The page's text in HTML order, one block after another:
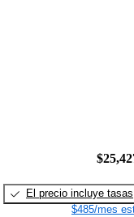
El precio incluye tasas
$485/mes